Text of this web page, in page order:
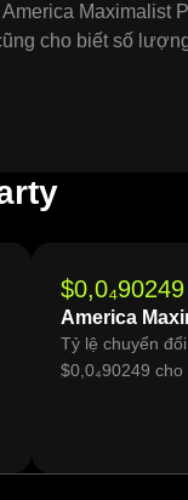
Maximalist
cho biết số
$0,0₄90249
America
Tỷ lệ chuyển
$0,0₄90249 cho